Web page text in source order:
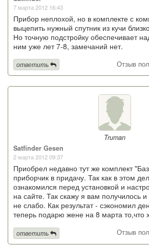
7 марта 2012 16:43
Прибор неплохой, но в комплекте с
выцепить нужный спутник из кучи
Но точную подстройку обеспечивает
ним уже лет 7-8, замечаний нет.
Отзыв
ответить
Truman
Satfinder Gesen
2 марта 2012 09:37
Приобрел недавно тут же комплект
приборчик в придачу. Так как в этом
ознакомился перед установкой и
на сайте. Так скажу я вам получилось
не слабо. Как результат - сэкономил
теперь подарю жене на 8 марта то,что
Отзыв
ответить